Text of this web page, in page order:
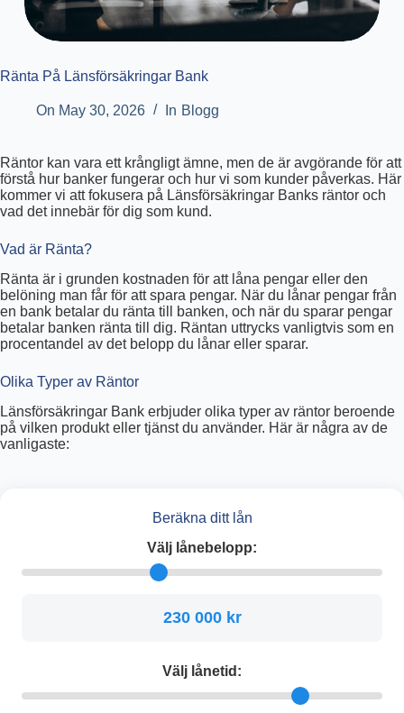
Ränta På Länsförsäkringar Bank
On May 30, 2026 In Blogg
Räntor kan vara ett krångligt ämne, men de är avgörande för att
förstå hur banker fungerar och hur vi som kunder påverkas. Här
kommer vi att fokusera på Länsförsäkringar Banks räntor och
vad det innebär för dig som kund.
Vad är Ränta?
Ränta är i grunden kostnaden för att låna pengar eller den
belöning man får för att spara pengar. När du lånar pengar från
en bank betalar du ränta till banken, och när du sparar pengar
betalar banken ränta till dig. Räntan uttrycks vanligtvis som en
procentandel av det belopp du lånar eller sparar.
Olika Typer av Räntor
Länsförsäkringar Bank erbjuder olika typer av räntor beroende
på vilken produkt eller tjänst du använder. Här är några av de
vanligaste:
Beräkna ditt lån
Välj lånebelopp:
230 000 kr
Välj lånetid: